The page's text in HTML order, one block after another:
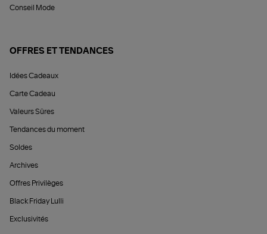
Conseil Mode
OFFRES ET TENDANCES
Idées Cadeaux
Carte Cadeau
Valeurs Sûres
Tendances du moment
Soldes
Archives
Offres Privilèges
Black Friday Lulli
Exclusivités